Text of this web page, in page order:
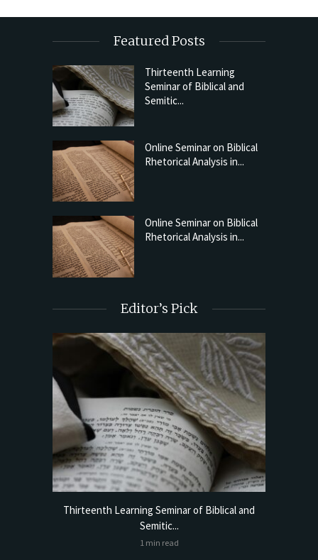
Featured Posts
Thirteenth Learning
Seminar of Biblical and
Semitic...
Online Seminar on Biblical
Rhetorical Analysis in...
Online Seminar on Biblical
Rhetorical Analysis in...
Editor’s Pick
Thirteenth Learning Seminar of Biblical and
Semitic...
1 min read